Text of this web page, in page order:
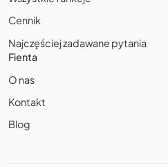
Cennik
Najczęściej zadawane pytania
Fienta
O nas
Kontakt
Blog